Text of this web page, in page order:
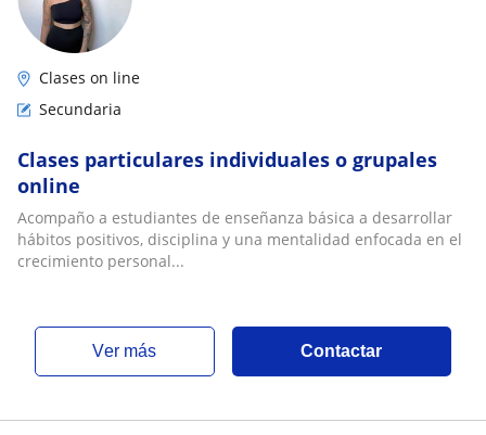
Clases on line
Secundaria
Clases particulares individuales o grupales
online
Acompaño a estudiantes de enseñanza básica a desarrollar
hábitos positivos, disciplina y una mentalidad enfocada en el
crecimiento personal...
ver más Contactar